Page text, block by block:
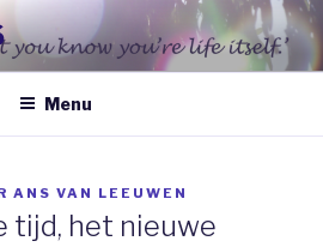
Menu
ANS VAN LEEUWEN
tijd, het nieuwe